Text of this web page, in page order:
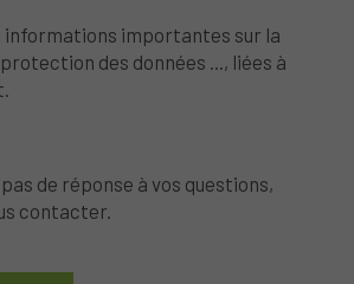
informations importantes sur la
des données ..., liées à
de réponse à vos questions,
contacter.